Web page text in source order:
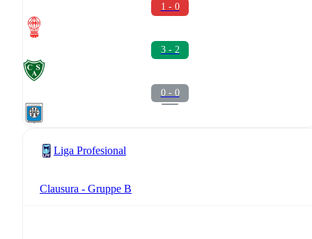
1 - 0
3 - 2
0 - 0
Liga Profesional
Clausura - Gruppe B